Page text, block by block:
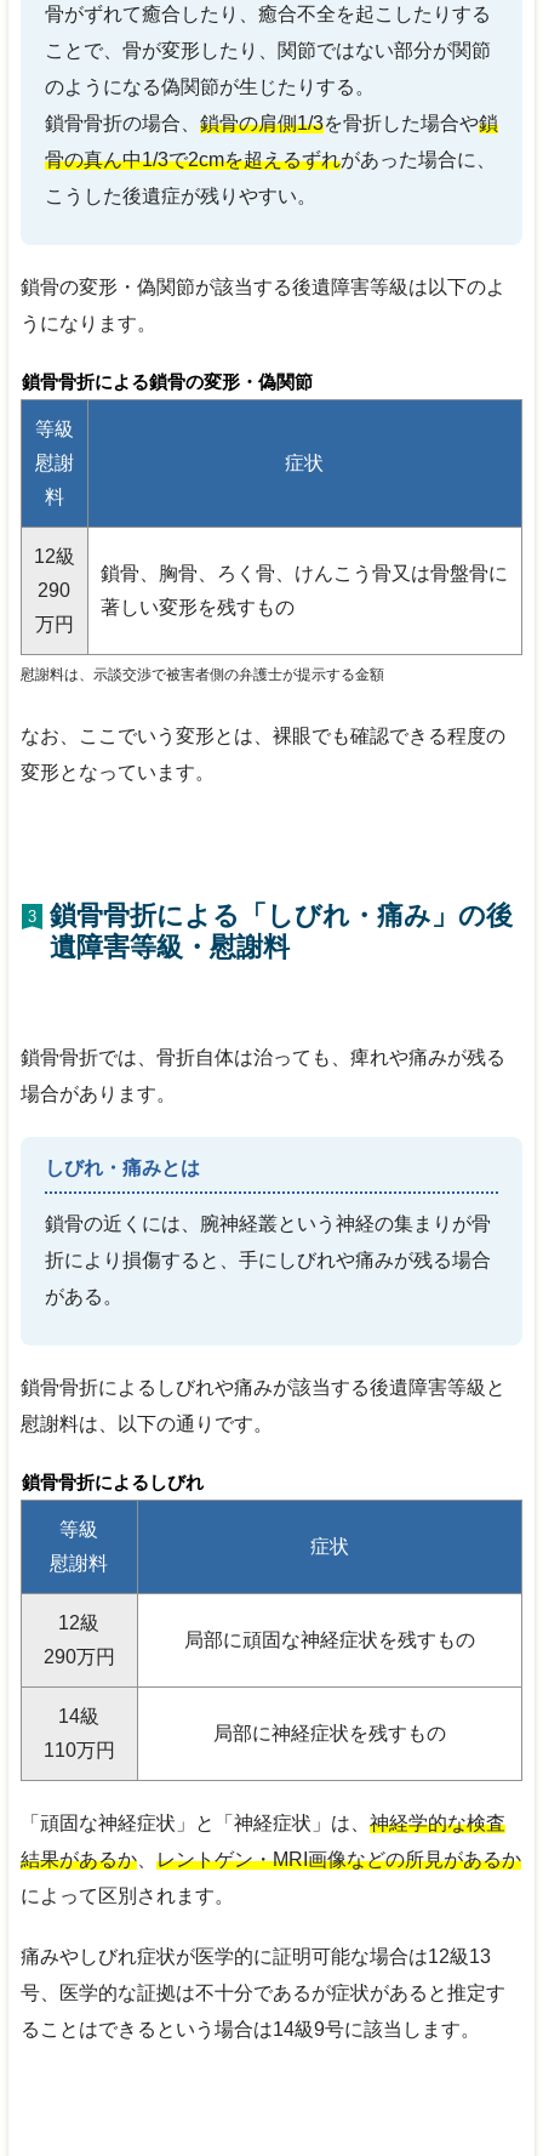
骨がずれて癒合したり、癒合不全を起こしたりする
ことで、骨が変形したり、関節ではない部分が関節
のようになる偽関節が生じたりする。
鎖骨骨折の場合、 鎖骨の肩側1/3を骨折した場合や鎖
骨の真ん中1/3で2cmを超えるずれがあった場合に、
こうした後遺症が残りやすい。
鎖骨の変形・偽関節が該当する後遺障害等級は以下のよ
うになります。
鎖骨骨折による鎖骨の変形・偽関節
等級
慰謝
料
症状
12級
290
万円
鎖骨、胸骨、ろく骨、けんこう骨又は骨盤骨に
著しい変形を残すもの
慰謝料は、示談交渉で被害者側の弁護士が提示する金額
なお、ここでいう変形とは、裸眼でも確認できる程度の
変形となっています。
3
鎖骨骨折による「しびれ・痛み」の後
遺障害等級・慰謝料
鎖骨骨折では、骨折自体は治っても、痺れや痛みが残る
場合があります。
しびれ・痛みとは
鎖骨の近くには、腕神経叢という神経の集まりが骨
折により損傷すると、手にしびれや痛みが残る場合
がある。
鎖骨骨折によるしびれや痛みが該当する後遺障害等級と
慰謝料は、以下の通りです。
鎖骨骨折によるしびれ
等級
慰謝料
症状
12級
290万円
局部に頑固な神経症状を残すもの
14級
110万円
局部に神経症状を残すもの
「頑固な神経症状」と「神経症状」は、 神経学的な検査
結果があるか、 レントゲン・MRI画像などの所見があるか
によって区別されます。
痛みやしびれ症状が医学的に証明可能な場合は12級13
号、医学的な証拠は不十分であるが症状があると推定す
ることはできるという場合は14級9号に該当します。